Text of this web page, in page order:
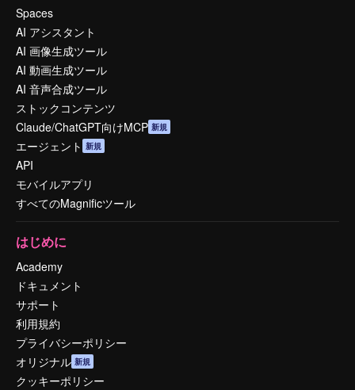
Spaces
AI アシスタント
AI 画像生成ツール
AI 動画生成ツール
AI 音声合成ツール
ストックコンテンツ
Claude/ChatGPT向けMCP 新規
エージェント 新規
API
モバイルアプリ
すべてのMagnificツール
はじめに
Academy
ドキュメント
サポート
利用規約
プライバシーポリシー
オリジナル 新規
クッキーポリシー